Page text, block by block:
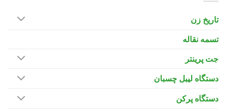
تاریخ زن
تسمه نقاله
جت پرینتر
دستگاه لیبل چسبان
دستگاه پرکن